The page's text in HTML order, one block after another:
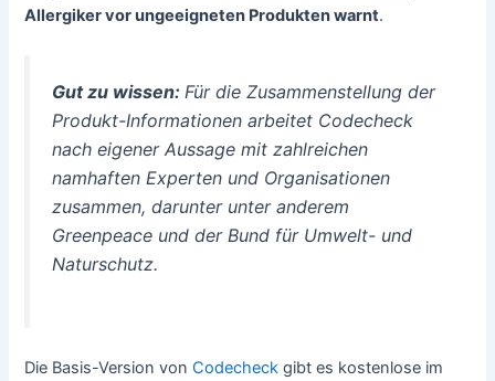
Allergiker vor ungeeigneten Produkten warnt.
Gut zu wissen: Für die Zusammenstellung der
Produkt-Informationen arbeitet Codecheck
nach eigener Aussage mit zahlreichen
namhaften Experten und Organisationen
zusammen, darunter unter anderem
Greenpeace und der Bund für Umwelt- und
Naturschutz.
Die Basis-Version vonCodecheck gibt es kostenlose im